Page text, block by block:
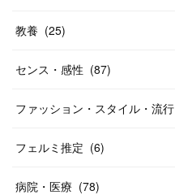
教養 (25)
センス・感性 (87)
ファッション・スタイル・流行
フェルミ推定 (6)
病院・医療 (78)